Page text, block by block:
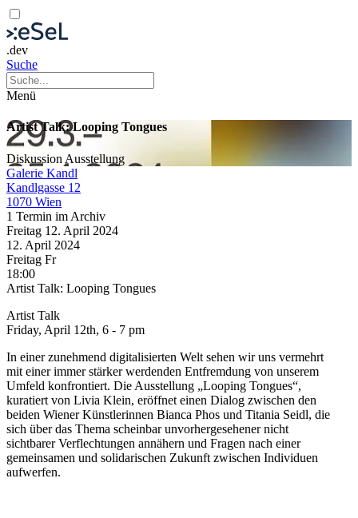
.dev
Suche
Menü
Artist Talk: Looping Tongues
Diskussion Ausstellung
Galerie Kandl
Kandlgasse 12
1070 Wien
1 Termin im Archiv
Freitag 12. April 2024
12. April 2024
Freitag Fr
18:00
Artist Talk: Looping Tongues
Artist Talk
Friday, April 12th, 6 - 7 pm
In einer zunehmend digitalisierten Welt sehen wir uns vermehrt
mit einer immer stärker werdenden Entfremdung von unserem
Umfeld konfrontiert. Die Ausstellung „Looping Tongues“,
kuratiert von Livia Klein, eröffnet einen Dialog zwischen den
beiden Wiener Künstlerinnen Bianca Phos und Titania Seidl, die
sich über das Thema scheinbar unvorhergesehener nicht
sichtbarer Verflechtungen annähern und Fragen nach einer
gemeinsamen und solidarischen Zukunft zwischen Individuen
aufwerfen.